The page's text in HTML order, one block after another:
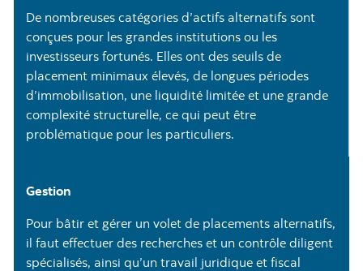
De nombreuses catégories d’actifs alternatifs sont
conçues pour les grandes institutions ou les
investisseurs fortunés. Elles ont des seuils de
placement minimaux élevés, de longues périodes
d’immobilisation, une liquidité limitée et une grande
complexité structurelle, ce qui peut être
problématique pour les particuliers.
Gestion
Pour bâtir et gérer un volet de placements alternatifs,
il faut effectuer des recherches et un contrôle diligent
spécialisés, ainsi qu’un travail juridique et fiscal